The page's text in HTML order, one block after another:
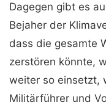
Dagegen gibt es
Bejaher der
dass die gesamte
zerstören könnte,
weiter so einsetzt,
Militärführer und